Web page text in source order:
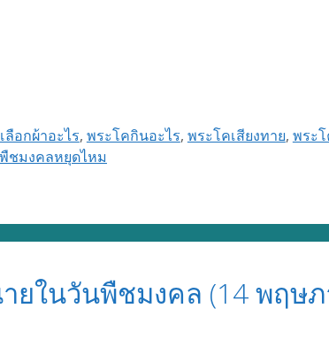
อกผ้าอะไร, พระโคกินอะไร, พระโคเสียงทาย, พระ
ชมงคลหยุดไหม
ยในวันพืชมงคล (14 พฤษ